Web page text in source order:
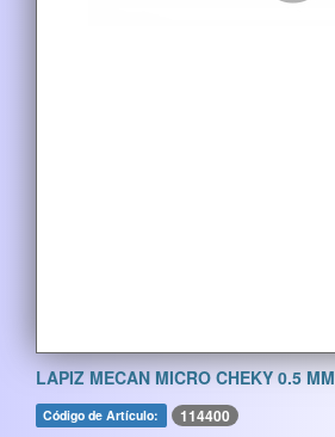
LAPIZ MECAN MICRO CHEKY 0.5 MM
Código de Artículo: 114400